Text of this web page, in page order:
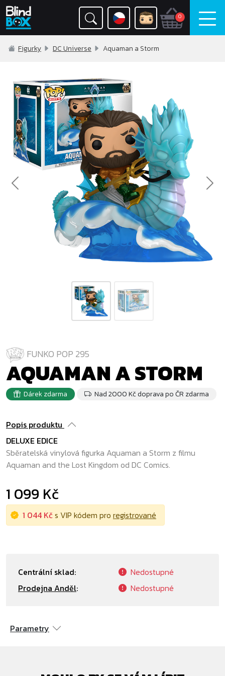
0
Figurky DC Universe Aquaman a Storm
Previous
FUNKO POP 295
AQUAMAN A STORM
Dárek zdarma Nad 2000 Kč doprava po ČR zdarma
Popis produktu
DELUXE EDICE
Sběratelská vinylová figurka Aquaman a Storm z filmu
Aquaman and the Lost Kingdom od DC Comics.
1 099 Kč
1 044 Kčs VIP kódem pro registrované
Centrální sklad:
Nedostupné
Prodejna Anděl: Nedostupné
Parametry